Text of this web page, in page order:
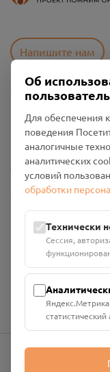
Напишите нам
Политика
Промо-материалы
Настройки cookies
Общество с
Проект Помним»
ИНН: 6700029207
Юридический адрес:
Руднянский, г.
Номер счёта:
Об
Для обеспечения
поведения
аналогичные
аналитических
условий
обработки
Технически
Сессия,